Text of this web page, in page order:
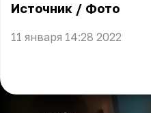
Источник / Фото
11 января 14:28 2022